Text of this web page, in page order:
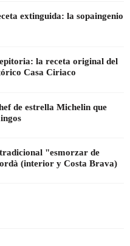
extinguida: la sopaingenio
la receta original del
Casa Ciriaco
de estrella Michelin que
"esmorzar de
(interior y Costa Brava)